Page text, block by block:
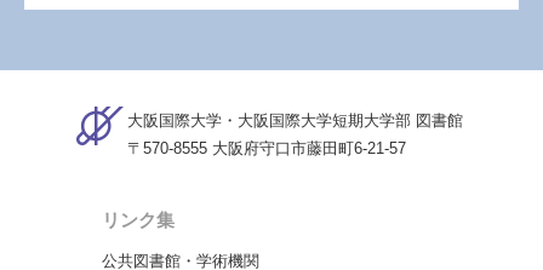
大阪国際大学・大阪国際大学短期大学部 図書館
〒570-8555 大阪府守口市藤田町6-21-57
リンク集
公共図書館・学術機関